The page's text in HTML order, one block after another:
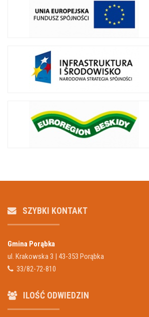
SZYBKI KONTAKT
Gmina Porąbka
ul. Krakowska 3 | 43-353 Porąbka
33/82-72-810
ILOŚĆ ODWIEDZIN